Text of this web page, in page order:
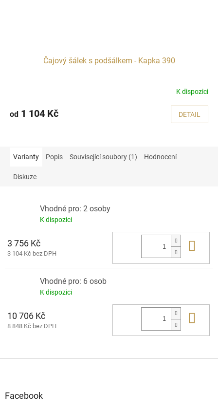
Čajový šálek s podšálkem - Kapka 390
K dispozici
od 1 104 Kč DETAIL
Varianty Popis Související soubory (1) Hodnocení
Diskuze
Vhodné pro: 2 osoby
K dispozici
3 756 Kč
3 104 Kč bez DPH
Vhodné pro: 6 osob
K dispozici
10 706 Kč
8 848 Kč bez DPH
Facebook